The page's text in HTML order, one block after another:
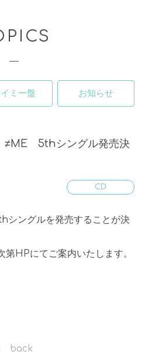
イミー盤 お知らせ
≠ME 5thシングル発売決
CD
シングルを発売することが決
第 HPにてご案内いたします。
back